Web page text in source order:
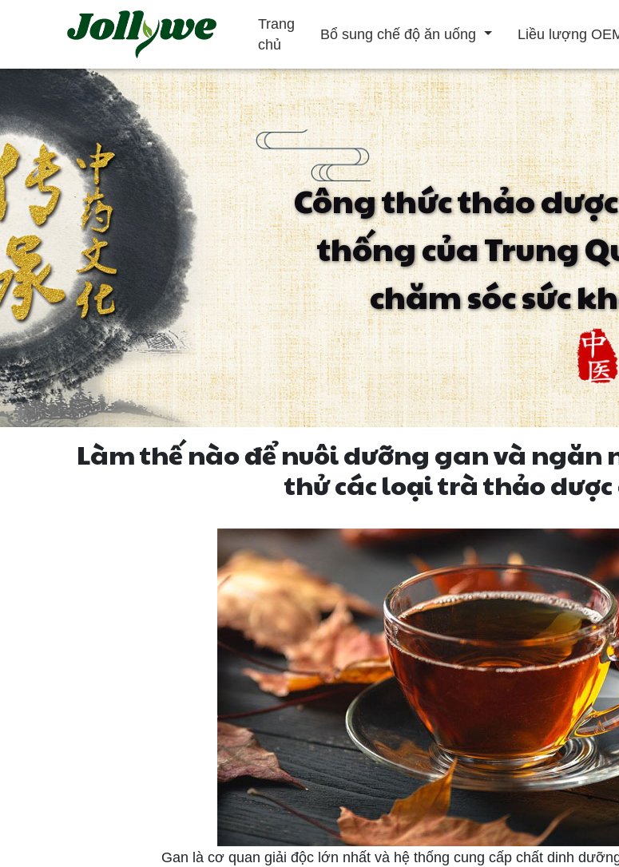
Trang
chủ
Bổ sung chế độ ăn uống Liều lượng
Giảm táo bón
Bổ sung giảm
Bổ sung làm đẹp
Tăng cường hệ
thống miễn dịch
Nâng cao nam
Máy tính bảng/Thuốc Viên nang gelatin Đồ uống rắn Đồ
Công thức thảo
thống của Trung
chăm sóc sức
Làm thế nào để nuôi dưỡng gan và
thử các loại trà thảo
Gan là cơ quan giải độc lớn nhất và hệ thống cung cấp chất dinh